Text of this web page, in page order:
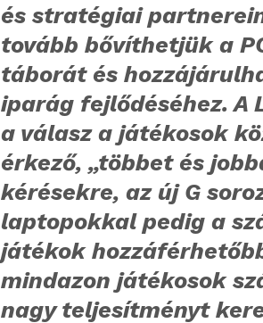
és stratégiai
tovább bővíthetjük a
táborát és
iparág fejlődéséhez. A
a válasz a játékosok
érkező, „többet és
kérésekre, az új G
laptopokkal pedig a
játékok
mindazon játékosok
nagy teljesítményt